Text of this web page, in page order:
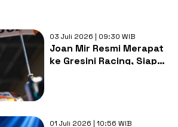
03 Juli 2026 | 09:30 WIB
Joan Mir Resmi Merapat
ke Gresini Racing, Siap
01 Juli 2026 | 10:56 WIB